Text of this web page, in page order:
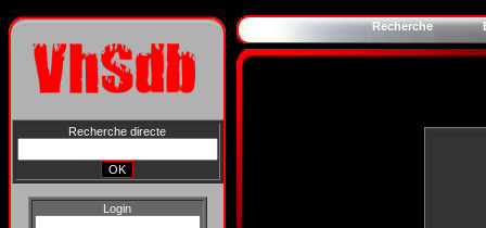
Recherche directe
Login
Recherche